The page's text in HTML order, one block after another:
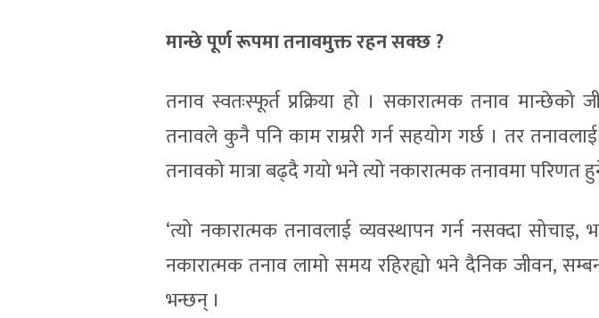
मान्छे पूर्ण रूपमा तनावमुक्त रहन सक्छ ?
तनाव स्वतःस्फूर्त प्रक्रिया हो । सकारात्मक तनाव
तनावले कुनै पनि काम राम्ररी गर्न सहयोग गर्छ । तर
तनावको मात्रा बढ्दै गयो भने त्यो नकारात्मक तनावमा परिणत
‘त्यो नकारात्मक तनावलाई व्यवस्थापन गर्न नसक्दा सोचाइ,
नकारात्मक तनाव लामो समय रहिरह्यो भने दैनिक जीवन,
भन्छन् ।